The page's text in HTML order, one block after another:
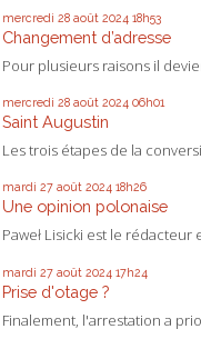
mercredi 28 août 2024 18h53
Changement d’adresse
Pour plusieurs raisons il
mercredi 28 août 2024 06h01
Saint Augustin
Les trois étapes de la
mardi 27 août 2024 18h26
Une opinion polonaise
Paweł Lisicki est le rédacteur
mardi 27 août 2024 17h24
Prise d'otage ?
Finalement, l'arrestation a